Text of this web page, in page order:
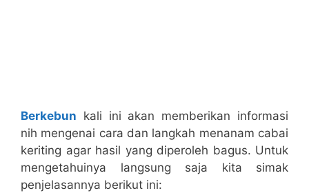
Berkebun kali ini akan memberikan informasi
nih mengenai cara dan langkah menanam cabai
keriting agar hasil yang diperoleh bagus. Untuk
mengetahuinya langsung saja kita simak
penjelasannya berikut ini: